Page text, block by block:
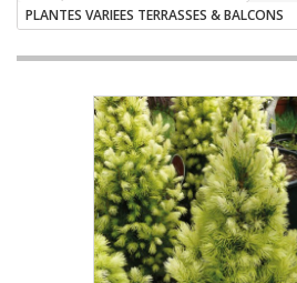
PLANTES VARIEES TERRASSES & BALCONS